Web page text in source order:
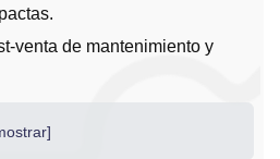
venta de mantenimiento y